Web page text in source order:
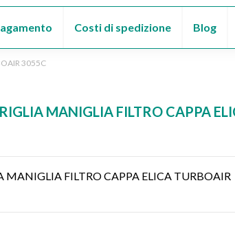
Blog
Costi di spedizione
3055C
MANIGLIA FILTRO CAPPA
MANIGLIA FILTRO CAPPA ELICA TURBOAIR